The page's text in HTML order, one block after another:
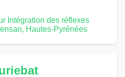
Intégration des réflexes
Hautes-Pyrénées